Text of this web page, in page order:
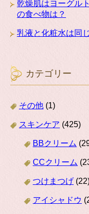
乾燥肌はヨーグル
の食べ物は？
乳液と化粧水は同
カテゴリー
その他 (1)
スキンケア (425)
BBクリーム
CCクリーム
つけまつげ
アイシャドウ